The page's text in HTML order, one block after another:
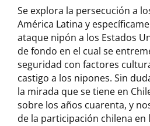
Se explora la persecución a
América Latina y
ataque nipón a los Estados
de fondo en el cual se
seguridad con factores
castigo a los nipones. Sin
la mirada que se tiene en
sobre los años cuarenta, y
de la participación chilena en